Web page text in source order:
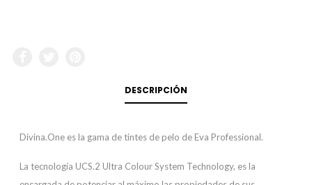
DESCRIPCIÓN
Divina.One es la gama de tintes de pelo de Eva Professional.
La tecnología UCS.2 Ultra Colour System Technology, es la